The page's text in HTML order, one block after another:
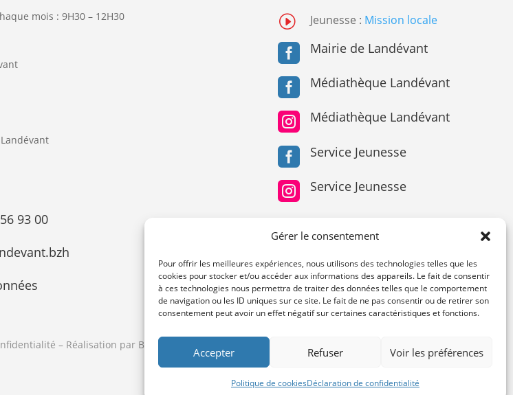
Gérer le consentement
Pour offrir les meilleures expériences, nous utilisons des technologies telles que les
cookies pour stocker et/ou accéder aux informations des appareils. Le fait de consentir
à ces technologies nous permettra de traiter des données telles que le comportement
de navigation ou les ID uniques sur ce site. Le fait de ne pas consentir ou de retirer son
consentement peut avoir un effet négatif sur certaines caractéristiques et fonctions.
Accepter Refuser Voir les préférences
Politique de cookiesDéclaration de confidentialité
mois : 9H30 – 12H30
Landévant
93 00
I Jeunesse : Mission locale
 Mairie de Landévant
 Médiathèque Landévant
 Médiathèque Landévant
 Service Jeunesse
 Service Jeunesse
– Réalisation par Burguindigital